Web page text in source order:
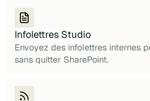
Infolettres Studio
Envoyez des infolettres internes
sans quitter SharePoint.